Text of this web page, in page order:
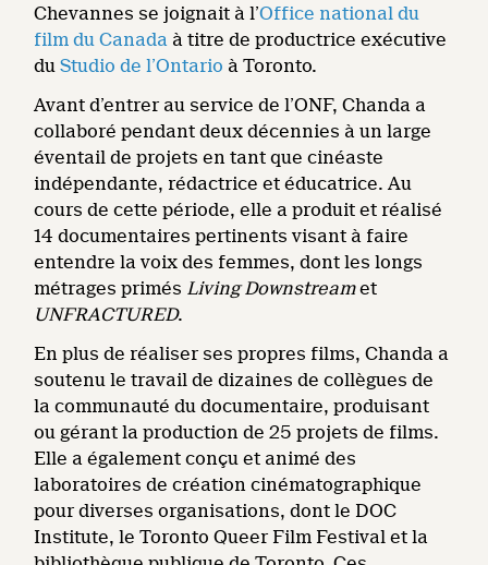
Chevannes se joignait à l’Office national du
film du Canada à titre de productrice exécutive
duStudio de l’Ontario à Toronto.
Avant d’entrer au service de l’ONF, Chanda a
collaboré pendant deux décennies à un large
éventail de projets en tant que cinéaste
indépendante, rédactrice et éducatrice. Au
cours de cette période, elle a produit et réalisé
14 documentaires pertinents visant à faire
entendre la voix des femmes, dont les longs
métrages primés Living Downstreamet
UNFRACTURED.
En plus de réaliser ses propres films, Chanda a
soutenu le travail de dizaines de collègues de
la communauté du documentaire, produisant
ou gérant la production de 25 projets de films.
Elle a également conçu et animé des
laboratoires de création cinématographique
pour diverses organisations, dont le DOC
Institute, le Toronto Queer Film Festival et la